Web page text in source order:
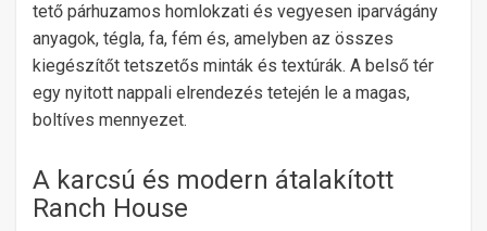
tető párhuzamos homlokzati és vegyesen iparvágány
anyagok, tégla, fa, fém és, amelyben az összes
kiegészítőt tetszetős minták és textúrák. A belső tér
egy nyitott nappali elrendezés tetején le a magas,
boltíves mennyezet.
A karcsú és modern átalakított
Ranch House